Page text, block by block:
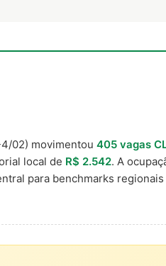
02) movimentou 405 vagas
local de R$ 2.542. A
para benchmarks regionais